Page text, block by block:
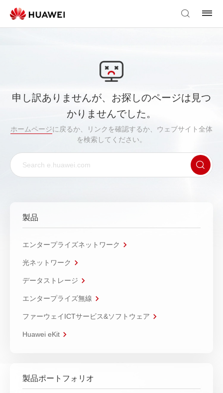
申し訳ありませんが、お探しのページは見つ
かりませんでした。
ホームページに戻るか、リンクを確認するか、ウェブサイト全体
を検索してください。
製品
エンタープライズネットワーク
光ネットワーク
データストレージ
エンタープライズ無線
ファーウェイICTサービス&ソフトウェア
Huawei eKit
製品ポートフォリオ